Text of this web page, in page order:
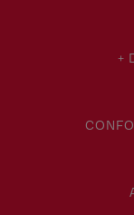
+